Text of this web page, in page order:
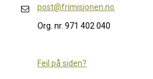
post@frimisjonen.no
Org. nr. 971 402 040
Feil på siden?